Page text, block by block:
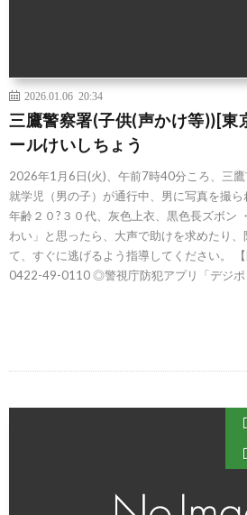
2026.01.06 20:34
三鷹警察署(子供(声かけ等))[東
ールけいしちょう
2026年1月6日(火)、午前7時40分ころ、三
就学児（男の子）が通行中、男に写真を撮
年齢２０?３０代、灰色上衣、黒色長ズボン
わい」と思ったら、大声で助けを求めたり
て、すぐに逃げるよう指導してください。
0422-49-0110 ◎警視庁防犯アプリ「デジポ